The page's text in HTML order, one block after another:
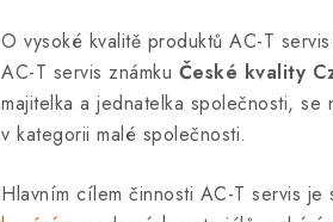
O vysoké kvalitě produktů AC-T
AC-T servis známku České kvality
majitelka a jednatelka společnosti,
v kategorii malé společnosti.
Hlavním cílem činnosti AC-T servis